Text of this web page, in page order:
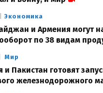
Экономика
и Армения могут
по 38 видам
Мир
и Пакистан готовят
железнодорожного